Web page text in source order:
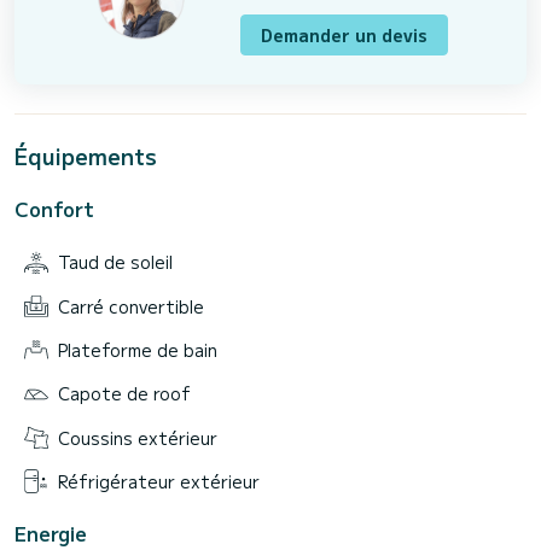
Demander un devis
Équipements
Confort
Taud de soleil
Carré convertible
Plateforme de bain
Capote de roof
Coussins extérieur
Réfrigérateur extérieur
Energie